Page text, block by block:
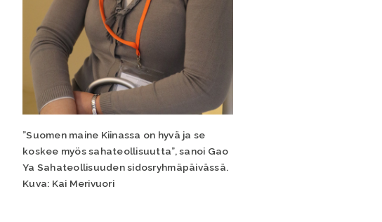
”Suomen maine Kiinassa on hyvä ja se
koskee myös sahateollisuutta”, sanoi Gao
Ya Sahateollisuuden sidosryhmäpäivässä.
Kuva: Kai Merivuori